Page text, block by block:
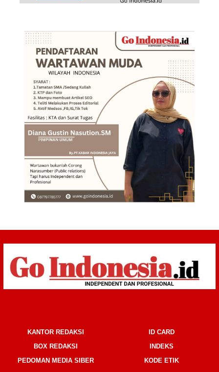
KANTOR REDAKSI
ID CARD
BOX REDAKSI
INDEKS
PEDOMAN MEDIA SIBER
KODE ETIK